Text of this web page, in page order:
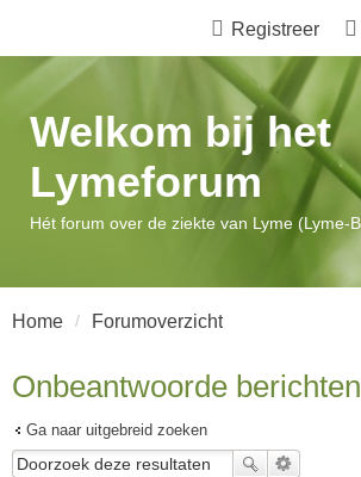
Registreer
Welkom bij het
Lymeforum
Hét forum over de ziekte van Lyme (Lyme-
Home Forumoverzicht
Onbeantwoorde berichten
Ga naar uitgebreid zoeken